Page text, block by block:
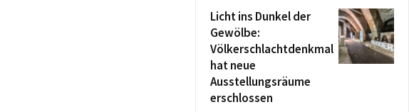
Licht ins Dunkel der
Gewölbe:
Völkerschlachtdenkmal
hat neue
Ausstellungsräume
erschlossen